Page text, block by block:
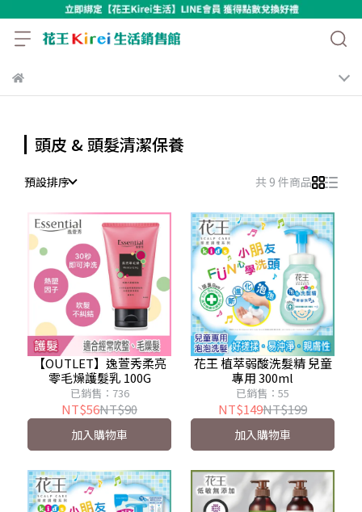
頭皮 & 頭髮清潔保養
預設排序 共 9 件商品
【OUTLET】逸萱秀柔亮
零毛燥護髮乳 100G
已銷售：736
NT$56NT$90
加入購物車
花王 植萃弱酸洗髮精 兒童
專用 300ml
已銷售：55
NT$149NT$199
加入購物車